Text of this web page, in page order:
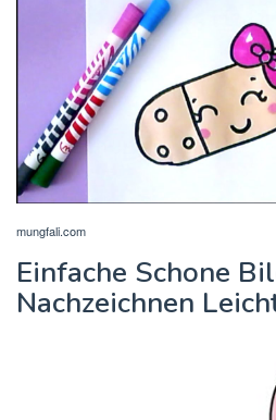
mungfali.com
Einfache Schone
Nachzeichnen